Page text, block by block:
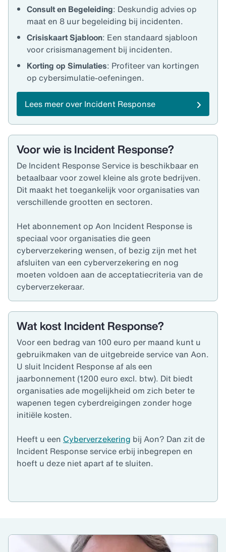
Consult en Begeleiding: Deskundig advies op
maat en 8 uur begeleiding bij incidenten.
Crisiskaart Sjabloon: Een standaard sjabloon
voor crisismanagement bij incidenten.
Korting op Simulaties: Profiteer van kortingen
op cybersimulatie-oefeningen.
Lees meer over Incident Response
Voor wie is Incident Response?
De Incident Response Service is beschikbaar en
betaalbaar voor zowel kleine als grote bedrijven.
Dit maakt het toegankelijk voor organisaties van
verschillende grootten en sectoren.
Het abonnement op Aon Incident Response is
speciaal voor organisaties die geen
cyberverzekering wensen, of bezig zijn met het
afsluiten van een cyberverzekering en nog
moeten voldoen aan de acceptatiecriteria van de
cyberverzekeraar.
Wat kost Incident Response?
Voor een bedrag van 100 euro per maand kunt u
gebruikmaken van de uitgebreide service van Aon.
U sluit Incident Response af als een
jaarbonnement (1200 euro excl. btw). Dit biedt
organisaties ade mogelijkheid om zich beter te
wapenen tegen cyberdreigingen zonder hoge
initiële kosten.
Heeft u een Cyberverzekering bij Aon? Dan zit de
Incident Response service erbij inbegrepen en
hoeft u deze niet apart af te sluiten.